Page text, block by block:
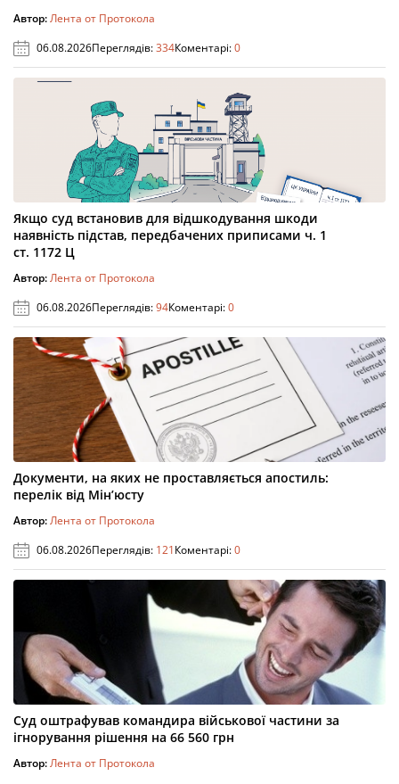
Автор:Лента от Протокола
06.08.2026Переглядів:334Коментарі:0
Якщо суд встановив для відшкодування шкоди
наявність підстав, передбачених приписами ч. 1
ст. 1172 Ц
Автор:Лента от Протокола
06.08.2026Переглядів:94Коментарі:0
Документи, на яких не проставляється апостиль:
перелік від Мін’юсту
Автор:Лента от Протокола
06.08.2026Переглядів: 121Коментарі:0
Суд оштрафував командира військової частини за
ігнорування рішення на 66 560 грн
Автор:Лента от Протокола